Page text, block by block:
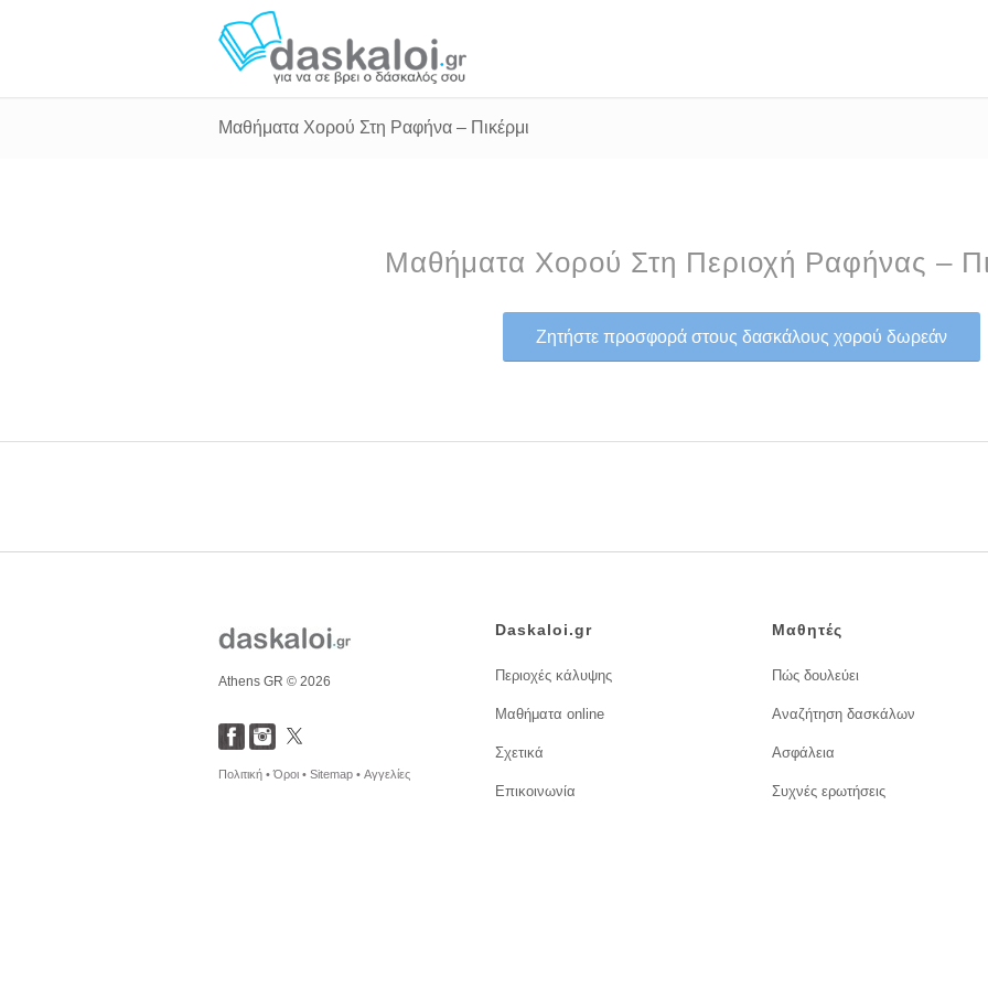
Μαθήματα Χορού Στη Ραφήνα – Πικέρμι
Μαθήματα Χορού Στη Περιοχή Ραφήνας –
Ζητήστε προσφορά στους δασκάλους χορού δωρεάν
Athens GR © 2026
Πολιτική •Όροι • Sitemap • Αγγελίες
Daskaloi.gr
Περιοχές κάλυψης
Μαθήματα online
Σχετικά
Επικοινωνία
Μαθητές
Πώς δουλεύει
Αναζήτηση δασκάλων
Ασφάλεια
Συχνές ερωτήσεις